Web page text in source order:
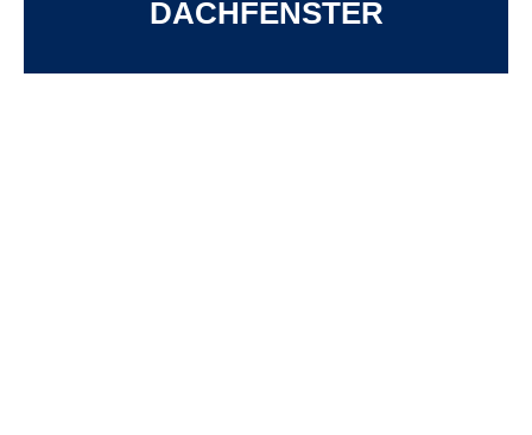
DACHFENSTER